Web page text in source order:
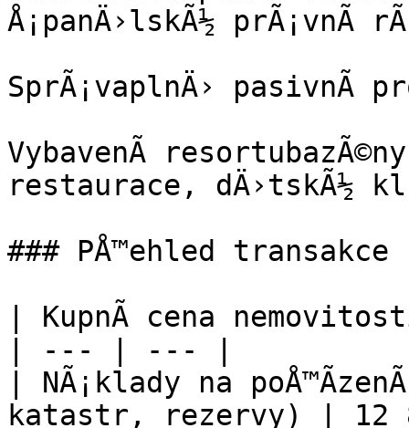
Å¡panÄ›lskÃ½ prÃ¡vnÃ­
SprÃ¡vaplnÄ› pasivnÃ­
VybavenÃ­
restaurace, dÄ›tskÃ½
### PÅ™ehled transakce
| KupnÃ­ cena
| --- | --- |
| NÃ¡klady na
katastr, rezervy) | 12